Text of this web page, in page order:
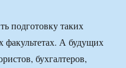
подготовку таких
факультетах. А будущих
бухгалтеров,